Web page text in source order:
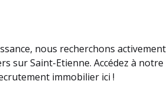
nous recherchons activement
sur Saint-Etienne. Accédez à notre
immobilier ici !